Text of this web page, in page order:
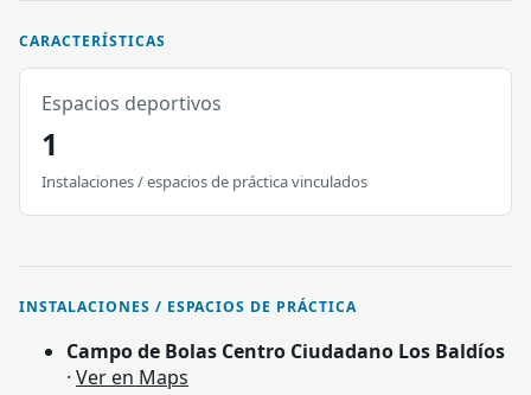
CARACTERÍSTICAS
Espacios deportivos
1
Instalaciones / espacios de práctica vinculados
INSTALACIONES / ESPACIOS DE PRÁCTICA
Campo de Bolas Centro Ciudadano Los Baldíos
· Ver en Maps